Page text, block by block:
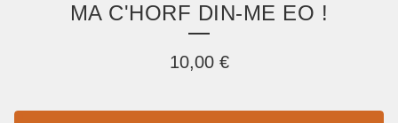
MA C'HORF DIN-ME EO !
10,00 €